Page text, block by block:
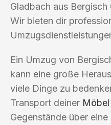
Gladbach aus
Wir bieten dir
Ein Umzug von
kann eine große
viele Dinge zu
Transport deiner Möbel
Gegenstände über